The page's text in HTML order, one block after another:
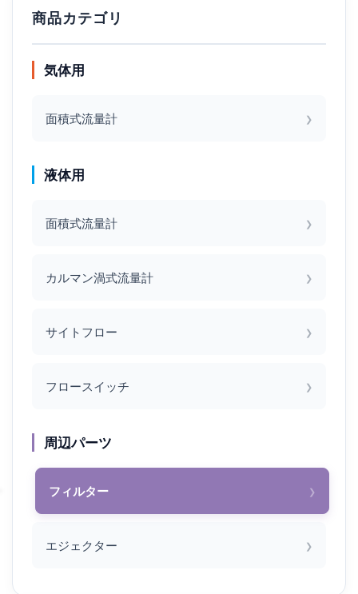
商品カテゴリ
気体用
面積式流量計
液体用
面積式流量計
カルマン渦式流量計
サイトフロー
フロースイッチ
周辺パーツ
フィルター
エジェクター